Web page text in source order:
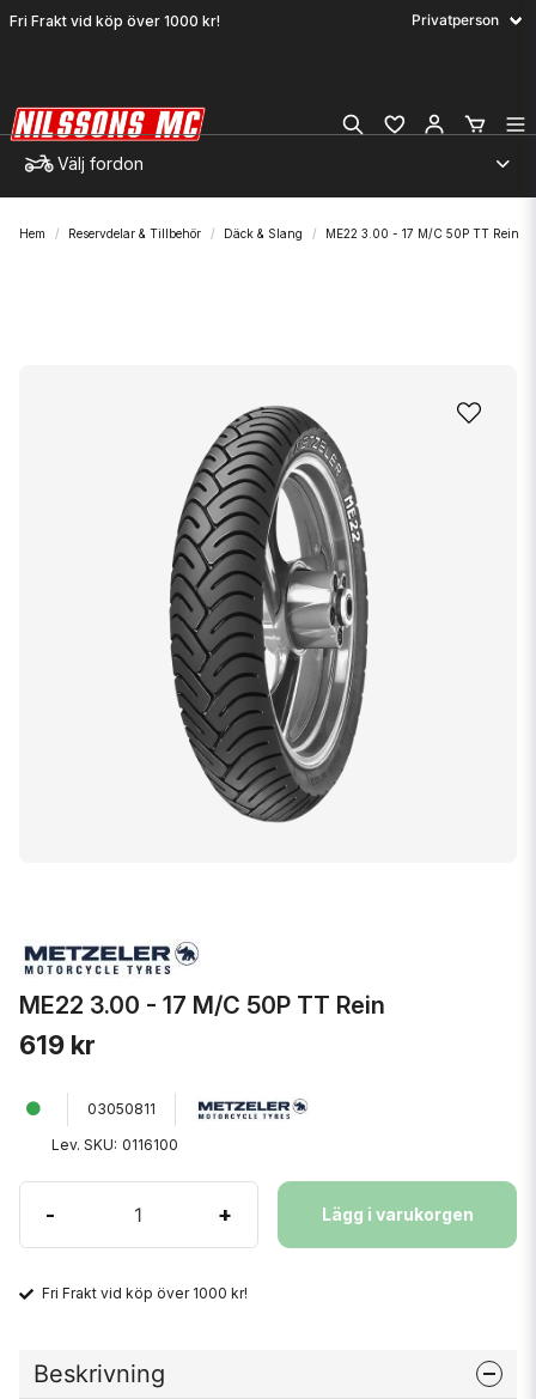
Fri Frakt vid köp över 1000 kr!
Välj fordon
Hem Reservdelar & Tillbehör Däck & Slang ME22 3.00 - 17 M/C 50P TT Rein
ME22 3.00 - 17 M/C 50P TT Rein
619 kr
03050811
Lev. SKU: 0116100
- + Lägg i varukorgen
Fri Frakt vid köp över 1000 kr!
Beskrivning